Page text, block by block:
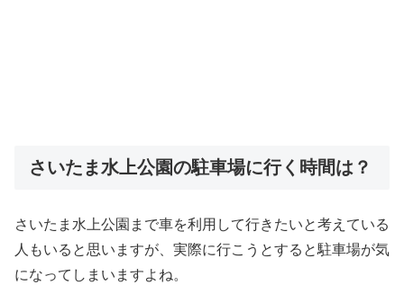
さいたま水上公園の駐車場に行く時間は？
さいたま水上公園まで車を利用して行きたいと考えている
人もいると思いますが、実際に行こうとすると駐車場が気
になってしまいますよね。